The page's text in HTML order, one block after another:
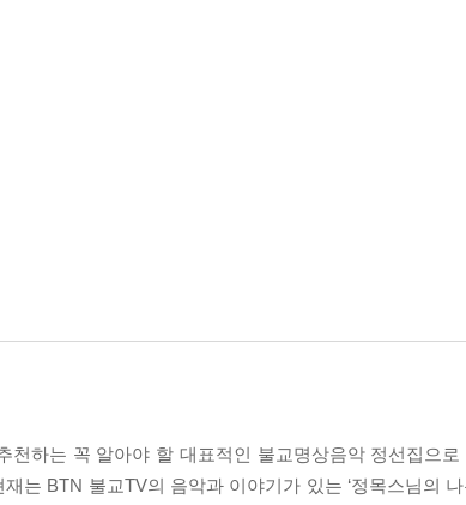
하는 꼭 알아야 할 대표적인 불교명상음악 정선집으로
는 BTN 불교TV의 음악과 이야기가 있는 ‘정목스님의